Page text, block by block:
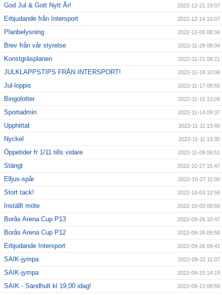
God Jul & Gott Nytt År! 2022-12-21 19:07
Erbjudande från Intersport 2022-12-14 10:07
Planbelysning 2022-12-08 08:34
Brev från vår styrelse 2022-11-28 08:04
Konstgräsplanen 2022-11-21 08:21
JULKLAPPSTIPS FRÅN INTERSPORT! 2022-11-18 10:06
Jul-loppis 2022-11-17 08:55
Bingolotter 2022-11-15 13:09
Sportadmin 2022-11-14 09:37
Upphittat 2022-11-11 13:45
Nyckel 2022-11-11 13:35
Öppetider fr 1/11 tills vidare 2022-11-09 09:51
Stängt 2022-10-27 15:47
Elljus-spår 2022-10-27 11:00
Stort tack! 2022-10-03 12:56
Inställt möte 2022-10-03 09:59
Borås Arena Cup P13 2022-09-26 10:47
Borås Arena Cup P12 2022-09-26 09:58
Erbjudande Intersport 2022-09-26 09:41
SAIK-jympa 2022-09-22 11:07
SAIK-jympa 2022-09-20 14:19
SAIK - Sandhult kl 19,00 idag! 2022-09-13 08:59